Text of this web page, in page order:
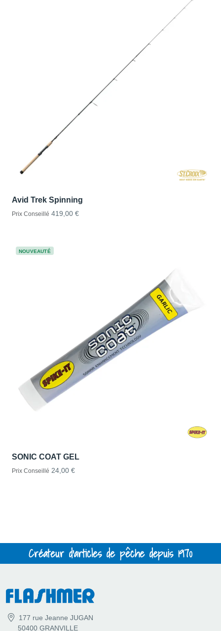
Avid Trek Spinning
Prix Conseillé 419,00 €
NOUVEAUTÉ
SONIC COAT GEL
Prix Conseillé 24,00 €
Créateur d'articles de pêche depuis 1970
177 rue Jeanne JUGAN
50400 GRANVILLE